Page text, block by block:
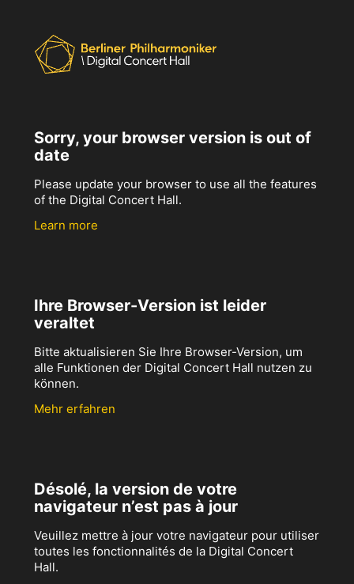
Sorry, your browser version is out of
date
Please update your browser to use all the features
of the Digital Concert Hall.
Learn more
Ihre Browser-Version ist leider
veraltet
Bitte aktualisieren Sie Ihre Browser-Version, um
alle Funktionen der Digital Concert Hall nutzen zu
können.
Mehr erfahren
Désolé, la version de votre
navigateur n’est pas à jour
Veuillez mettre à jour votre navigateur pour utiliser
toutes les fonctionnalités de la Digital Concert
Hall.